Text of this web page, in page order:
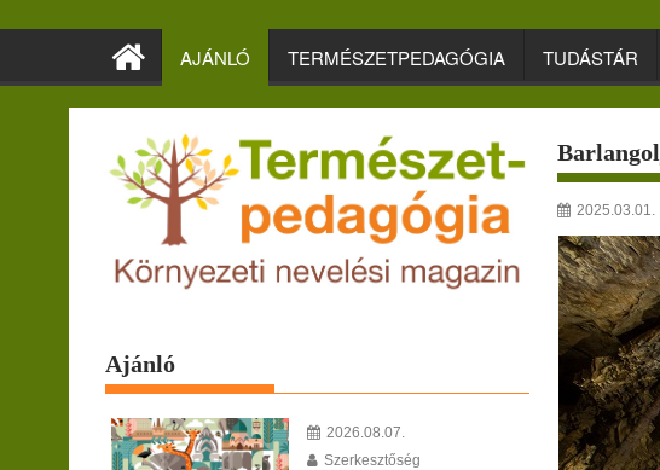
AJÁNLÓ TERMÉSZETPEDAGÓGIA TUDÁSTÁR
2025.03.01.
Ajánló
2026.08.07.
Szerkesztőség